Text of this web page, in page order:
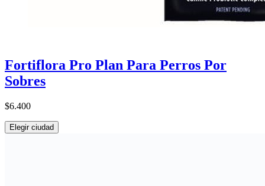
Fortiflora Pro Plan Para Perros Por
Sobres
$6.400
Elegir ciudad